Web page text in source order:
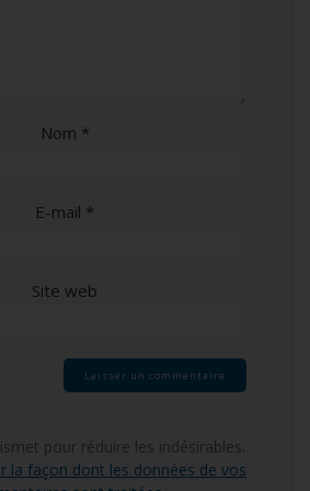
Nom *
E-mail *
Site web
pour réduire les indésirables.
la façon dont les données de vos